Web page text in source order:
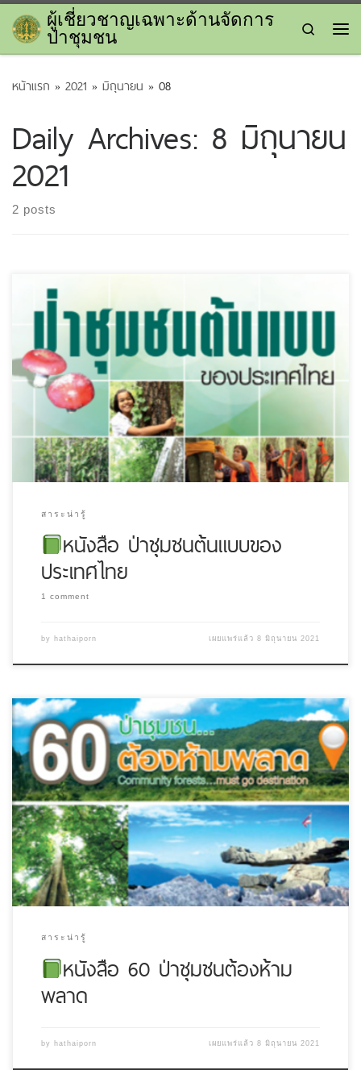
Skip to content
ผู้เชี่ยวชาญเฉพาะด้านจัดการ
ป่าชุมชน Search
หน้าแรก » 2021 » มิถุนายน » 08
Daily Archives: 8 มิถุนายน
2021
2 posts
สาระน่ารู้
หนังสือ ป่าชุมชนต้นแบบของ
ประเทศไทย
1 comment
by hathaiporn เผยแพร่แล้ว8 มิถุนายน 2021
สาระน่ารู้
หนังสือ 60 ป่าชุมชนต้องห้าม
พลาด
by hathaiporn เผยแพร่แล้ว8 มิถุนายน 2021